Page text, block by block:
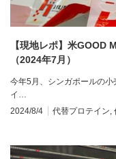
【現地レポ】米GOOD
（2024年7月）
今年5月、シンガポールの
イ…
2024/8/4
代替プロテイン